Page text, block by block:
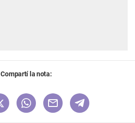
Compartí la nota: